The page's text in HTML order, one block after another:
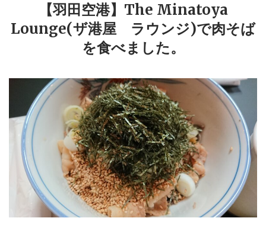
【羽田空港】The Minatoya
Lounge(ザ港屋 ラウンジ)で肉そば
を食べました。